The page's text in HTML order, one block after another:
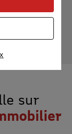
performantes,
de tarifs et
sur
avec nos